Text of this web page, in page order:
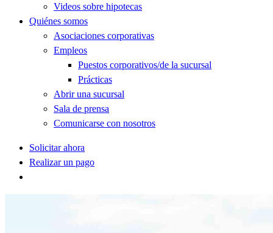
Videos sobre hipotecas
Quiénes somos
Asociaciones corporativas
Empleos
Puestos corporativos/de la sucursal
Prácticas
Abrir una sucursal
Sala de prensa
Comunicarse con nosotros
Solicitar ahora
Realizar un pago